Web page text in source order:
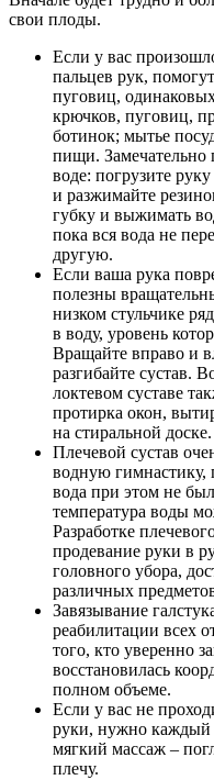
свои плоды.
Если у вас
пальцев рук,
пуговиц,
крючков, пуговиц,
ботинок; мытье
пищи. Замечательно
воде: погрузите
и разжимайте
губку и выжимать
пока вся вода не
другую.
Если ваша рука
полезны
низком стульчике
в воду, уровень
Вращайте вправо и
разгибайте сустав.
локтевом суставе
протирка окон,
на стиральной доске.
Плечевой сустав
водную гимнастику,
вода при этом не
температура воды
Разработке
продевание руки в
головного убора,
различных
Завязывание
реабилитации всех
того, кто уверенно
восстановилась
полном объеме.
Если у вас не
руки, нужно каждый
мягкий массаж –
плечу.